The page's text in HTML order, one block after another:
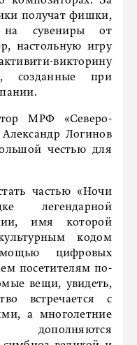
получат фишки,
на сувениры от
настольную игру
викторину
созданные при
МРФ «Северо-
Логинов
честью для
частью «Ночи
легендарной
имя которой
кодом
цифровых
посетителям по-
вещи, увидеть,
встречается с
а многолетние
дополняются